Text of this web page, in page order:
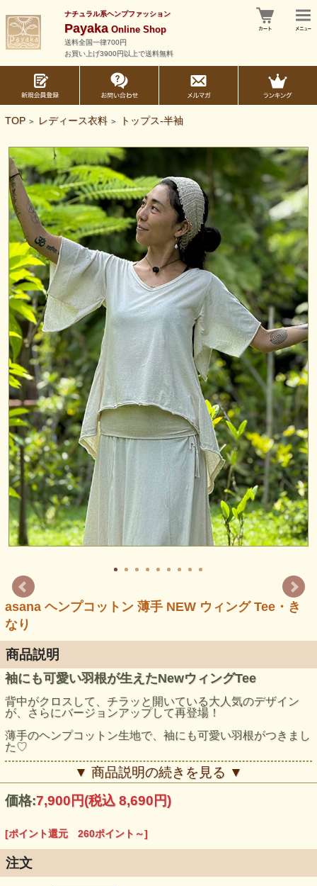
ナチュラル系ヘンプファッション
PayakaOnline Shop
送料全国一律700円
お買い上げ3900円以上で送料無料
TOP > レディース衣料 > トップス-半袖
asana ヘンプコットン 薄手 NEW ウィング Tee・き
なり
商品説明
袖にも可愛い羽根が生えたNewウィングTee
背中がクロスして、チラッと開いている大人気のデザイン
が、さらにバージョンアップして再登場！
薄手のヘンプコットン生地で、袖にも可愛い羽根がつきまし
た♡
モデル身長：168cm▼ 商品説明の続きを見る ▼
価格:7,900円(税込 8,690円)
[ポイント還元 260ポイント～]
注文